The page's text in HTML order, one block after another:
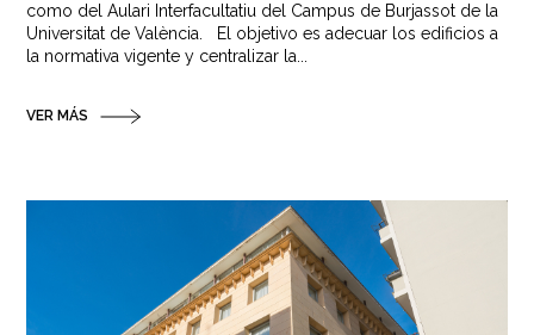
como del Aulari Interfacultatiu del Campus de Burjassot de la
Universitat de València. El objetivo es adecuar los edificios a
la normativa vigente y centralizar la...
VER MÁS